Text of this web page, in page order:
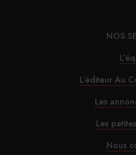
NOS
L’éditeur Au
Les
Les
Nous